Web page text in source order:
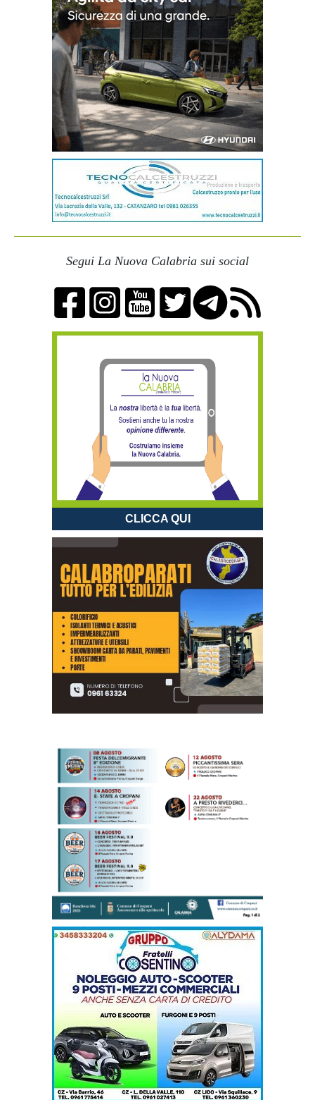
Segui La Nuova Calabria sui social
CLICCA QUI